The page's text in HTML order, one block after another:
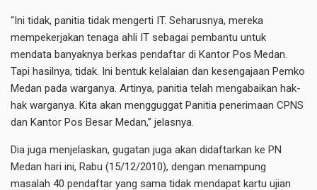
“Ini tidak, panitia tidak mengerti IT. Seharusnya, mereka
mempekerjakan tenaga ahli IT sebagai pembantu untuk
mendata banyaknya berkas pendaftar di Kantor Pos Medan.
Tapi hasilnya, tidak. Ini bentuk kelalaian dan kesengajaan Pemko
Medan pada warganya. Artinya, panitia telah mengabaikan hak-
hak warganya. Kita akan mengguggat Panitia penerimaan CPNS
dan Kantor Pos Besar Medan,” jelasnya.
Dia juga menjelaskan, gugatan juga akan didaftarkan ke PN
Medan hari ini, Rabu (15/12/2010), dengan menampung
masalah 40 pendaftar yang sama tidak mendapat kartu ujian